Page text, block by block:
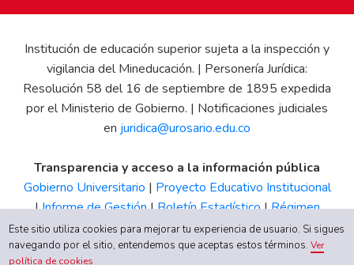
Institución de educación superior sujeta a la inspección y
vigilancia del Mineducación. | Personería Jurídica:
Resolución 58 del 16 de septiembre de 1895 expedida
por el Ministerio de Gobierno. | Notificaciones judiciales
en juridica@urosario.edu.co
Transparencia y acceso a la información pública
Gobierno Universitario | Proyecto Educativo Institucional
|Informe de Gestión|Boletín Estadístico|Régimen
Tributario|Estados Financieros |Código de Ética| Canal
de Integridad UR
Este sitio utiliza cookies para mejorar tu experiencia de usuario. Si sigues
navegando por el sitio, entendemos que aceptas estos términos.Ver
política de cookies